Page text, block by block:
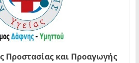
Προστασίας και Προαγωγής